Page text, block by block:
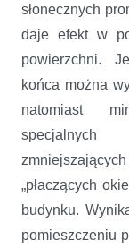
słonecznych
daje efekt w
powierzchni.
końca można
natomiast
specjalnych
„płaczących
budynku.
pomieszczeniu